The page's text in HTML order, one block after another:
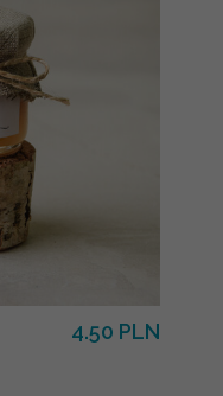
4.50 PLN